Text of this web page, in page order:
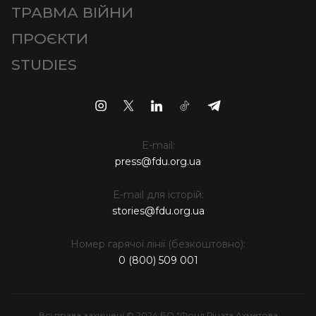
ТРАВМА ВІЙНИ
ПРОЄКТИ
STUDIES
E-mail:
press@fdu.org.ua
E-mail для історій:
stories@fdu.org.ua
Номер гарячої лінії (безкоштовно):
0 (800) 509 001